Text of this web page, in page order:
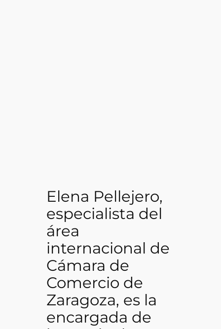
Elena Pellejero,
especialista del
área
internacional de
Cámara de
Comercio de
Zaragoza, es la
encargada de